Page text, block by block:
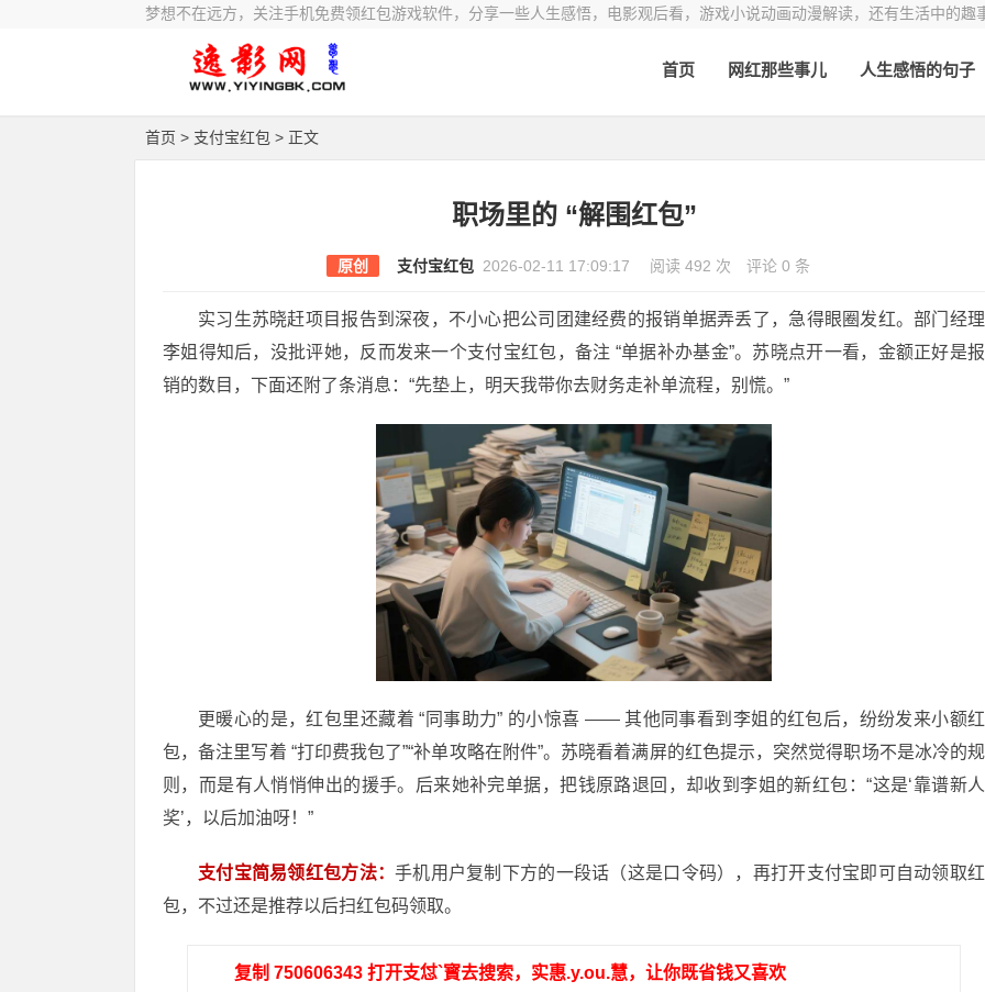
梦想不在远方，关注手机免费领红包游戏软件，分享一些人生感悟，电影观后看，游戏小说动画动漫解读，还有生活中的趣
首页 网红那些事儿 人生感悟的句子
首页 > 支付宝红包 > 正文
职场里的 “解围红包”
原创 支付宝红包 2026-02-11 17:09:17 阅读 492 次 评论 0 条
实习生苏晓赶项目报告到深夜，不小心把公司团建经费的报销单据弄丢了，急得眼圈发红。部门经理
李姐得知后，没批评她，反而发来一个支付宝红包，备注 “单据补办基金”。苏晓点开一看，金额正好是报
销的数目，下面还附了条消息：“先垫上，明天我带你去财务走补单流程，别慌。”
更暖心的是，红包里还藏着 “同事助力” 的小惊喜 —— 其他同事看到李姐的红包后，纷纷发来小额红
包，备注里写着 “打印费我包了”“补单攻略在附件”。苏晓看着满屏的红色提示，突然觉得职场不是冰冷的规
则，而是有人悄悄伸出的援手。后来她补完单据，把钱原路退回，却收到李姐的新红包：“这是‘靠谱新人
奖’，以后加油呀！”
支付宝简易领红包方法：手机用户复制下方的一段话（这是口令码），再打开支付宝即可自动领取红
包，不过还是推荐以后扫红包码领取。
复制 750606343 打开支怤`寳去搜索，实惠.y.ou.慧，让你既省钱又喜欢